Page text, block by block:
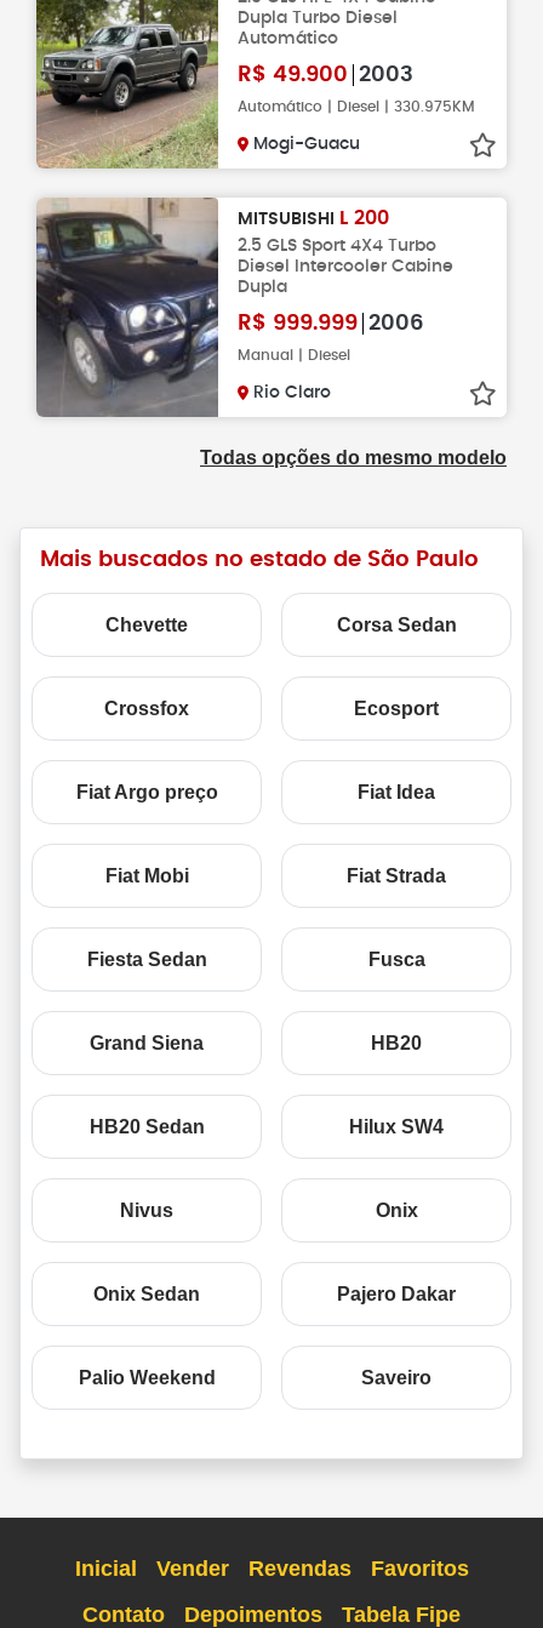
Dupla Turbo Diesel
Automático
R$ 49.900 2003
Automático | Diesel | 330.975KM
Mogi-Guacu
MITSUBISHI L 200
2.5 GLS Sport 4X4 Turbo
Diesel Intercooler Cabine
Dupla
R$ 999.999 2006
Manual | Diesel
Rio Claro
Todas opções do mesmo modelo
Mais buscados no estado de São Paulo
Chevette Corsa Sedan
Crossfox Ecosport
Fiat Argo preço Fiat Idea
Fiat Mobi Fiat Strada
Fiesta Sedan Fusca
Grand Siena HB20
HB20 Sedan Hilux SW4
Nivus Onix
Onix Sedan Pajero Dakar
Palio Weekend Saveiro
Inicial Vender Revendas
Favoritos
Contato
Depoimentos
Tabela Fipe